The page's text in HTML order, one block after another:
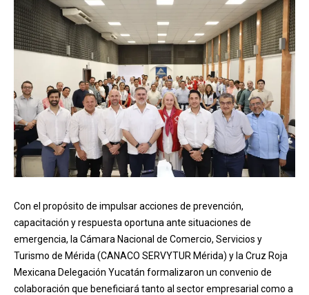
Con el propósito de impulsar acciones de prevención,
capacitación y respuesta oportuna ante situaciones de
emergencia, la Cámara Nacional de Comercio, Servicios y
Turismo de Mérida (CANACO SERVYTUR Mérida) y la Cruz Roja
Mexicana Delegación Yucatán formalizaron un convenio de
colaboración que beneficiará tanto al sector empresarial como a